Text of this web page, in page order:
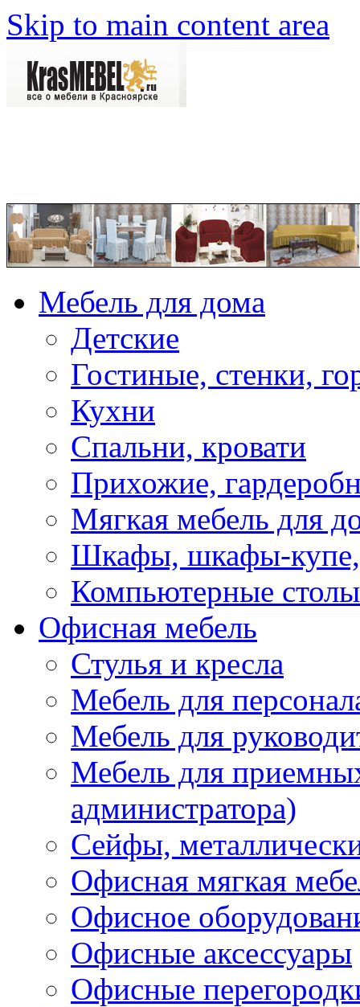
Skip to main content area
Мебель для дома
Детские
Гостиные, стенки,
Кухни
Спальни, кровати
Прихожие,
Мягкая мебель для
Шкафы, шкафы-купе,
Компьютерные столы
Офисная мебель
Стулья и кресла
Мебель для
Мебель для
Мебель для
администратора)
Сейфы,
Офисная мягкая
Офисное
Офисные аксессуары
Офисные